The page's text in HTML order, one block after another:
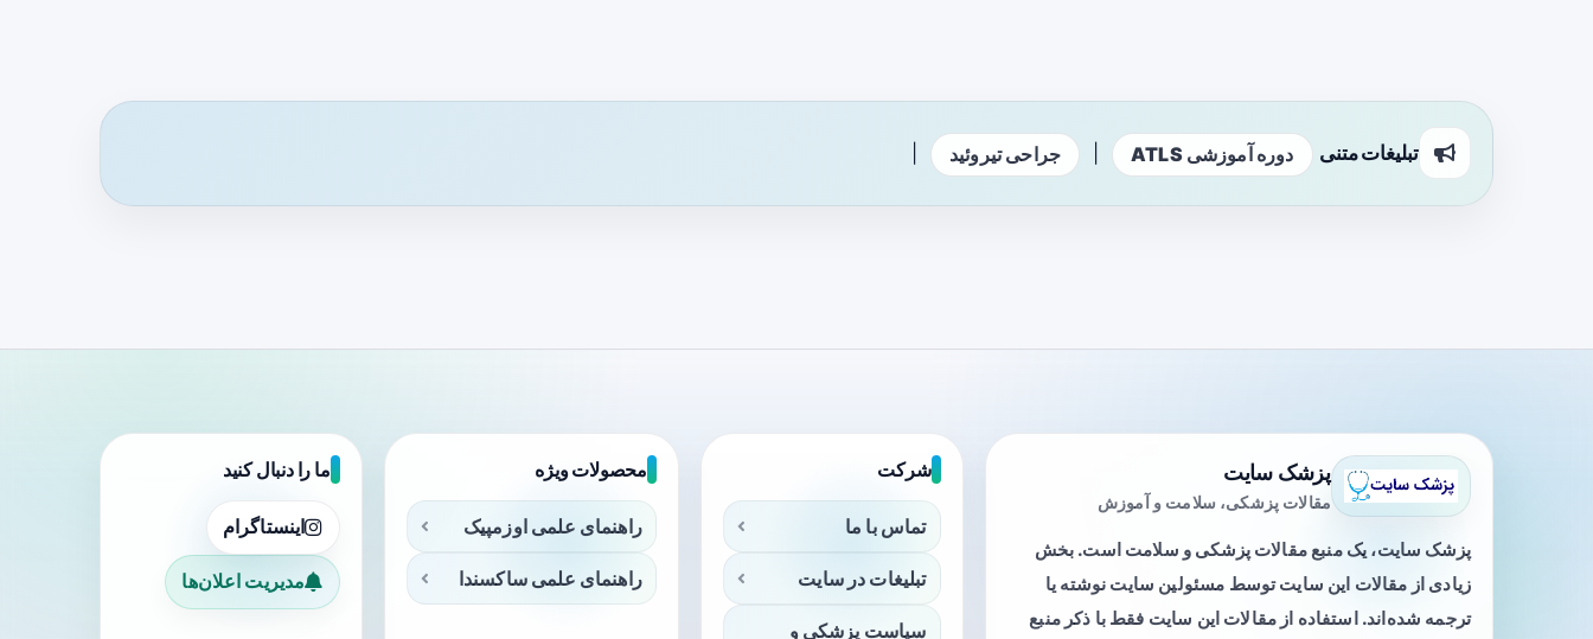
تبلیغات متنی دوره آموزشی ATLS جراحی تیروئید
پزشک سایت
مقالات پزشکی، سلامت و آموزش
پزشک سایت، یک منبع مقالات پزشکی و سلامت است. بخش
زیادی از مقالات این سایت توسط مسئولین سایت نوشته یا
ترجمه شده‌اند. استفاده از مقالات این سایت فقط با ذکر منبع
شرکت
تماس با ما
تبلیغات در سایت
سیاست پزشکی و
محصولات ویژه
راهنمای علمی اوزمپیک
راهنمای علمی ساکسندا
ما را دنبال کنید
اینستاگرام
مدیریت اعلان‌ها